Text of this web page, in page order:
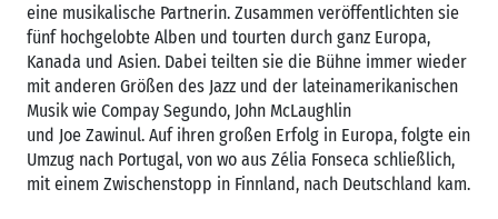
eine musikalische Partnerin. Zusammen veröffentlichten sie
fünf hochgelobte Alben und tourten durch ganz Europa,
Kanada und Asien. Dabei teilten sie die Bühne immer wieder
mit anderen Größen des Jazz und der lateinamerikanischen
Musik wie Compay Segundo, John McLaughlin
und Joe Zawinul. Auf ihren großen Erfolg in Europa, folgte ein
Umzug nach Portugal, von wo aus Zélia Fonseca schließlich,
mit einem Zwischenstopp in Finnland, nach Deutschland kam.